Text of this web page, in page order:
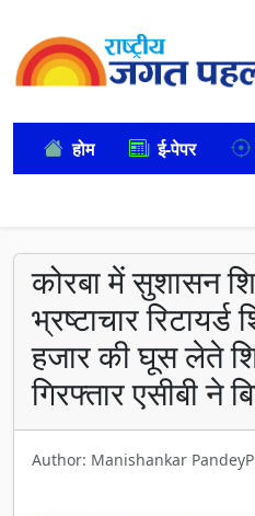
होम ई-पेपर
कोरबा में सुशासन
भ्रष्टाचार
हजार की घूस लेते
गिरफ्तार एसीबी ने
Author: Manishankar Pandey